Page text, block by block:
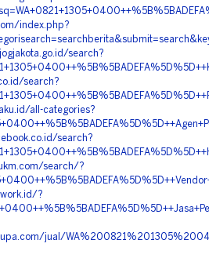
index.php?
search?
search?
all-categories?
search?
search/?
?
jual/